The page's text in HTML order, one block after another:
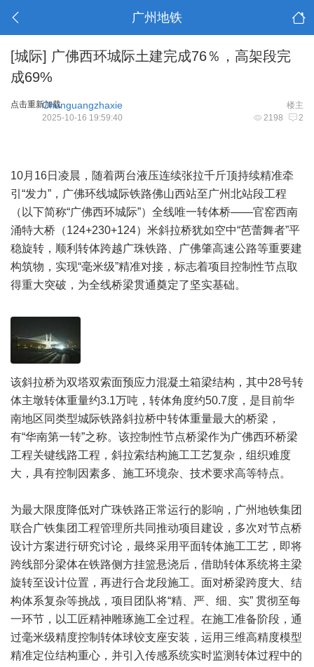
广州地铁
[城际] 广佛西环城际土建完成76％，高架段完
成69%
点击重新加载 楼主
Chunguangzhaxie
2198 2
2025-10-16 19:59:40
10月16日凌晨，随着两台液压连续张拉千斤顶持续精准牵
引“发力”，广佛环线城际铁路佛山西站至广州北站段工程
（以下简称“广佛西环城际”）全线唯一转体桥——官窑西南
涌特大桥（124+230+124）米斜拉桥犹如空中“芭蕾舞者”平
稳旋转，顺利转体跨越广珠铁路、广佛肇高速公路等重要建
构筑物，实现“毫米级”精准对接，标志着项目控制性节点取
得重大突破，为全线桥梁贯通奠定了坚实基础。
该斜拉桥为双塔双索面预应力混凝土箱梁结构，其中28号转
体主墩转体重量约3.1万吨，转体角度约50.7度，是目前华
南地区同类型城际铁路斜拉桥中转体重量最大的桥梁，
有“华南第一转”之称。该控制性节点桥梁作为广佛西环桥梁
工程关键线路工程，斜拉索结构施工工艺复杂，组织难度
大，具有控制因素多、施工环境杂、技术要求高等特点。
为最大限度降低对广珠铁路正常运行的影响，广州地铁集团
联合广铁集团工程管理所共同推动项目建设，多次对节点桥
设计方案进行研究讨论，最终采用平面转体施工工艺，即将
跨线部分梁体在铁路侧方挂篮悬浇后，借助转体系统将主梁
旋转至设计位置，再进行合龙段施工。面对桥梁跨度大、结
构体系复杂等挑战，项目团队将“精、严、细、实” 贯彻至每
一环节，以工匠精神雕琢施工全过程。在施工准备阶段，通
过毫米级精度控制转体球铰支座安装，运用三维高精度模型
精准定位结构重心，并引入传感系统实时监测转体过程中的